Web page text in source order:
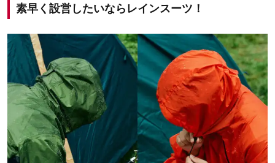
素早く設営したいならレインスーツ！